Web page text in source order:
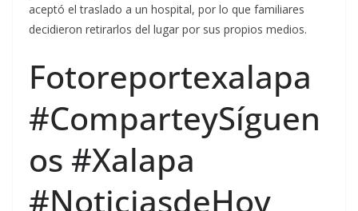
aceptó el traslado a un hospital, por lo que familiares
decidieron retirarlos del lugar por sus propios medios.
Fotoreportexalapa
#ComparteySíguen
os #Xalapa
#NoticiasdeHoy